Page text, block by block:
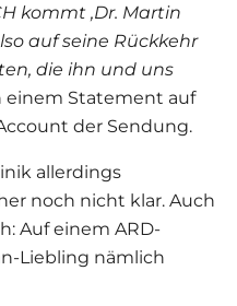
kommt ‚Dr. Martin
auf seine Rückkehr
die ihn und uns
einem Statement auf
der Sendung.
allerdings
noch nicht klar. Auch
Auf einem ARD-
Liebling nämlich